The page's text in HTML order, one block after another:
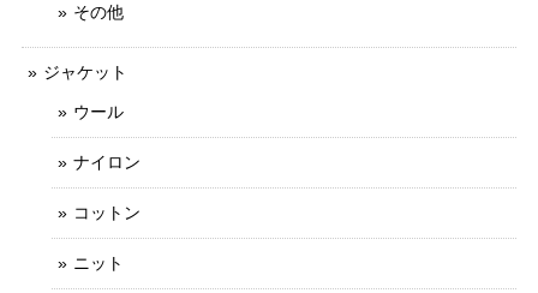
その他
ジャケット
ウール
ナイロン
コットン
ニット